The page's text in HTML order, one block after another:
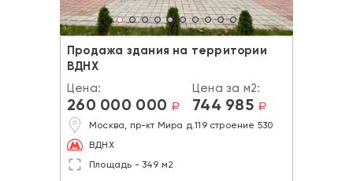
Продажа здания на территории
ВДНХ
Цена:
260 000 000 a
Цена за м2:
744 985 a
Москва, пр-кт Мира д.119 строение 530
ВДНХ
Площадь - 349 м2